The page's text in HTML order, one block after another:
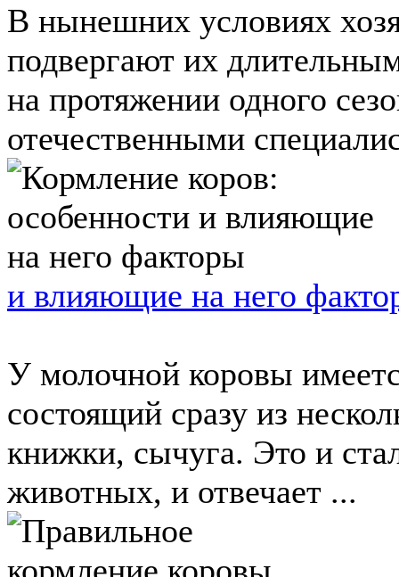
В нынешних условиях
подвергают их
на протяжении одного
отечественными
и влияющие на него
У молочной коровы
состоящий сразу из
книжки, сычуга. Это и
животных, и отвечает ...